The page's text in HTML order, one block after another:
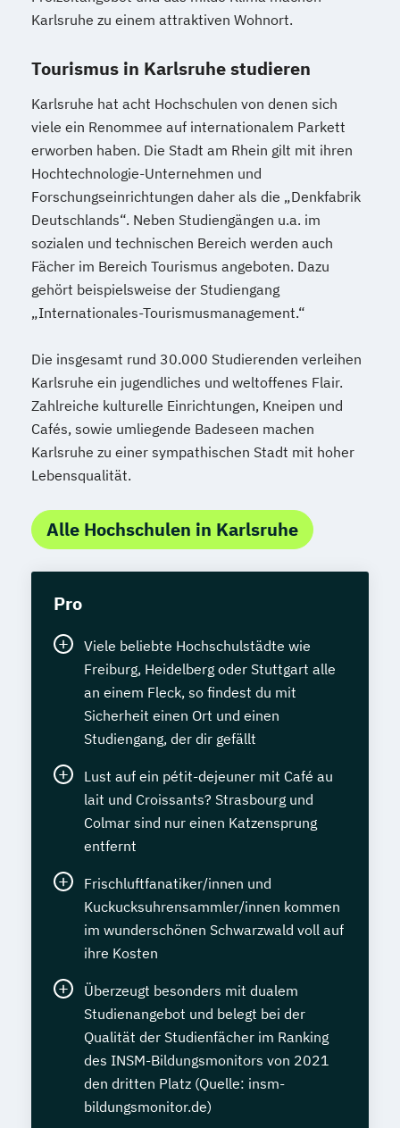
Karlsruhe zu einem attraktiven Wohnort.
Tourismus in Karlsruhe studieren
Karlsruhe hat acht Hochschulen von denen sich
viele ein Renommee auf internationalem Parkett
erworben haben. Die Stadt am Rhein gilt mit ihren
Hochtechnologie-Unternehmen und
Forschungseinrichtungen daher als die „Denkfabrik
Deutschlands“. Neben Studiengängen u.a. im
sozialen und technischen Bereich werden auch
Fächer im Bereich Tourismus angeboten. Dazu
gehört beispielsweise der Studiengang
„Internationales-Tourismusmanagement.“
Die insgesamt rund 30.000 Studierenden verleihen
Karlsruhe ein jugendliches und weltoffenes Flair.
Zahlreiche kulturelle Einrichtungen, Kneipen und
Cafés, sowie umliegende Badeseen machen
Karlsruhe zu einer sympathischen Stadt mit hoher
Lebensqualität.
Alle Hochschulen in Karlsruhe
Pro
Viele beliebte Hochschulstädte wie
Freiburg, Heidelberg oder Stuttgart alle
an einem Fleck, so findest du mit
Sicherheit einen Ort und einen
Studiengang, der dir gefällt
Lust auf ein pétit-dejeuner mit Café au
lait und Croissants? Strasbourg und
Colmar sind nur einen Katzensprung
entfernt
Frischluftfanatiker/innen und
Kuckucksuhrensammler/innen kommen
im wunderschönen Schwarzwald voll auf
ihre Kosten
Überzeugt besonders mit dualem
Studienangebot und belegt bei der
Qualität der Studienfächer im Ranking
des INSM-Bildungsmonitors von 2021
den dritten Platz (Quelle: insm-
bildungsmonitor.de)